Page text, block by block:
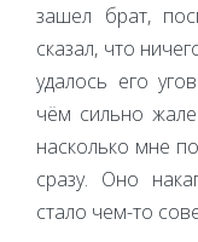
зашел брат,
сказал, что
удалось его
чём сильно
насколько мне
сразу. Оно
стало чем-то